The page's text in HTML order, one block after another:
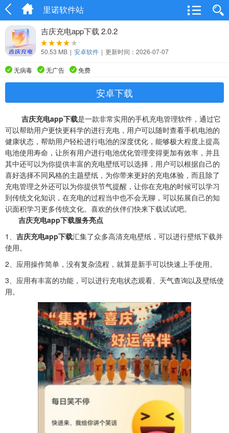
里诺软件站
吉庆充电app下载 2.0.2
50.53 MB | 安卓软件 | 更新时间：2026-07-07
无病毒 无广告 免费
安卓下载
吉庆充电app下载是一款非常实用的手机充电管理软件，通过它
可以帮助用户更快更科学的进行充电，用户可以随时查看手机电池的
健康状态，帮助用户轻松进行电池的深度优化，能够极大程度上提高
电池使用寿命，让所有用户进行电池优化管理变得更加有效率，并且
其中还可以为你提供丰富的充电壁纸可以选择，用户可以根据自己的
喜好选择不同风格的主题壁纸，为你带来更好的充电体验，而且除了
充电管理之外还可以为你提供节气提醒，让你在充电的时候可以学习
到传统文化知识，在充电的过程当中也不会无聊，可以拓展自己的知
识面积学习更多传统文化。喜欢的伙伴们快来下载试试吧。
吉庆充电app下载服务亮点
1、 吉庆充电app下载汇集了众多高清充电壁纸，可以进行壁纸下载并
使用。
2、应用操作简单，没有复杂流程，就算是新手可以快速上手使用。
3、 应用有丰富的功能，可以进行充电状态观看、天气查询以及壁纸使
用。